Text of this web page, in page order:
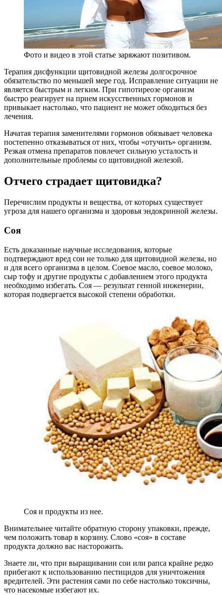
Фото и видео в этой статье заряжают позитивом.
Терапия дисфункции щитовидной железы долгосрочное
обязательство по меньшей мере год. Исправление ситуации не
является быстрым и легким. При гипотиреозе организм
быстро реагирует на прием искусственных гормонов и
привыкает настолько, что пациент не может обходиться без
лечения.
Начатая терапия заменителями гормонов обязывает человека
постепенно отказываться от них, чтобы «отучить» организм.
Резкая отмена препаратов повлечет сильную усталость и
дополнительные проблемы со щитовидной железой.
Отчего страдает щитовидка?
Перечислим продукты и вещества, от которых существует
угроза для нашего организма и здоровья эндокринной железы.
Соя
Есть доказанные научные исследования, которые
подтверждают вред сои не только для щитовидной железы, но
и для всего организма в целом. Соевое масло, соевое молоко,
сыр тофу и другие продукты с добавлением этого продукта
необходимо избегать. Соя — результат генной инженерии,
которая подвергается высокой степени обработки.
Соя и продукты из нее.
Внимательнее читайте обратную сторону упаковки, прежде,
чем положить товар в корзину. Слово «соя» в составе
продукта должно вас насторожить.
Знаете ли, что при выращивании сои или рапса крайне редко
прибегают к использованию пестицидов для уничтожения
вредителей. Эти растения сами по себе настолько токсичны,
что насекомые избегают их.